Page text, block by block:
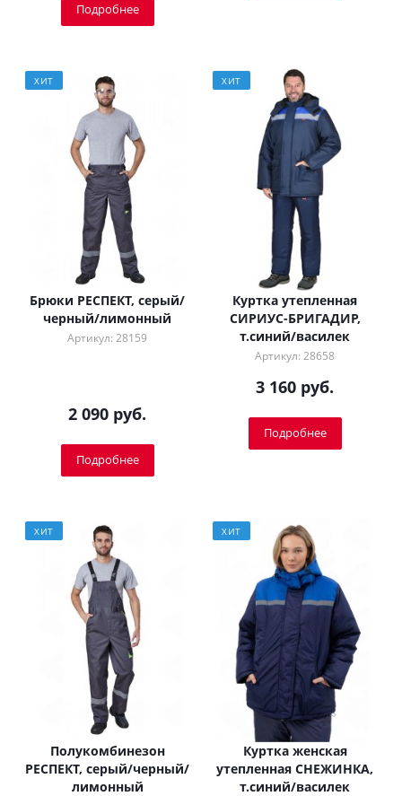
Подробнее
ХИТ
Брюки РЕСПЕКТ, серый/
черный/лимонный
Артикул: 28159
2 090 руб.
Подробнее
ХИТ
Куртка утепленная
СИРИУС-БРИГАДИР,
т.синий/василек
Артикул: 28658
3 160 руб.
Подробнее
ХИТ
Полукомбинезон
РЕСПЕКТ, серый/черный/
лимонный
ХИТ
Куртка женская
утепленная СНЕЖИНКА,
т.синий/василек